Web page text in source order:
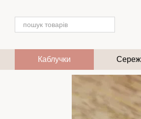
Каблучки